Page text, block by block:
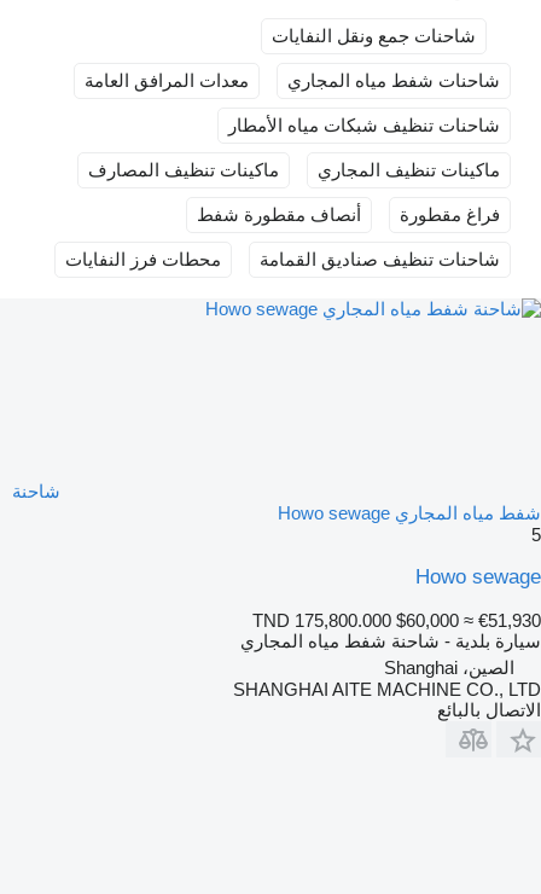
شاحنات جمع ونقل النفايات
شاحنات شفط مياه المجاري معدات المرافق العامة
شاحنات تنظيف شبكات مياه الأمطار
ماكينات تنظيف المجاري ماكينات تنظيف المصارف
فراغ مقطورة أنصاف مقطورة شفط
شاحنات تنظيف صناديق القمامة محطات فرز النفايات
شاحنة
شفط مياه المجاري Howo sewage
5
Howo sewage
TND 175,800.000 $60,000 ≈ €51,930
سيارة بلدية - شاحنة شفط مياه المجاري
الصين، Shanghai
SHANGHAI AITE MACHINE CO., LTD
الاتصال بالبائع